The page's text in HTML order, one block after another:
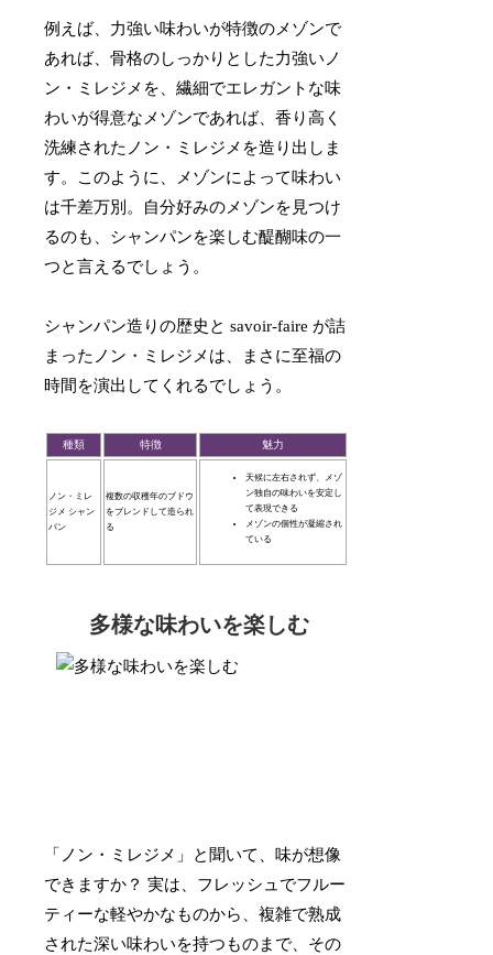
例えば、力強い味わいが特徴のメゾンで
あれば、骨格のしっかりとした力強いノ
ン・ミレジメを、繊細でエレガントな味
わいが得意なメゾンであれば、香り高く
洗練されたノン・ミレジメを造り出しま
す。このように、メゾンによって味わい
は千差万別。自分好みのメゾンを見つけ
るのも、シャンパンを楽しむ醍醐味の一
つと言えるでしょう。
シャンパン造りの歴史と savoir-faire が詰
まったノン・ミレジメは、まさに至福の
時間を演出してくれるでしょう。
種類 特徴 魅力
ノン・ミレ
ジメ シャン
パン
複数の収穫年のブドウ
をブレンドして造られ
る
天候に左右されず、メゾ
ン独自の味わいを安定し
て表現できる
メゾンの個性が凝縮され
ている
多様な味わいを楽しむ
「ノン・ミレジメ」と聞いて、味が想像
できますか？ 実は、フレッシュでフルー
ティーな軽やかなものから、複雑で熟成
された深い味わいを持つものまで、その